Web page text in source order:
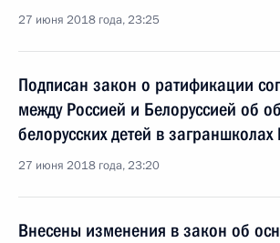
27 июня 2018 года, 23:25
Подписан закон о ратификации
между Россией и Белоруссией об
белорусских детей в
27 июня 2018 года, 23:20
Внесены изменения в закон об